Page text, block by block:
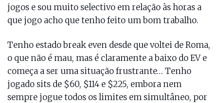
jogos e sou muito selectivo em relação às horas a
que jogo acho que tenho feito um bom trabalho.
Tenho estado break even desde que voltei de Roma,
o que não é mau, mas é claramente a baixo do EV e
começa a ser uma situação frustrante… Tenho
jogado sits de $60, $114 e $225, embora nem
sempre jogue todos os limites em simultâneo, por